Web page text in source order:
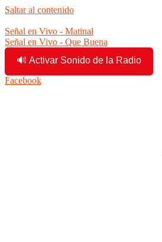
Saltar al contenido
Señal en Vivo - Matinal
Señal en Vivo - Que Buena
🔊 Activar Sonido de la Radio
Facebook